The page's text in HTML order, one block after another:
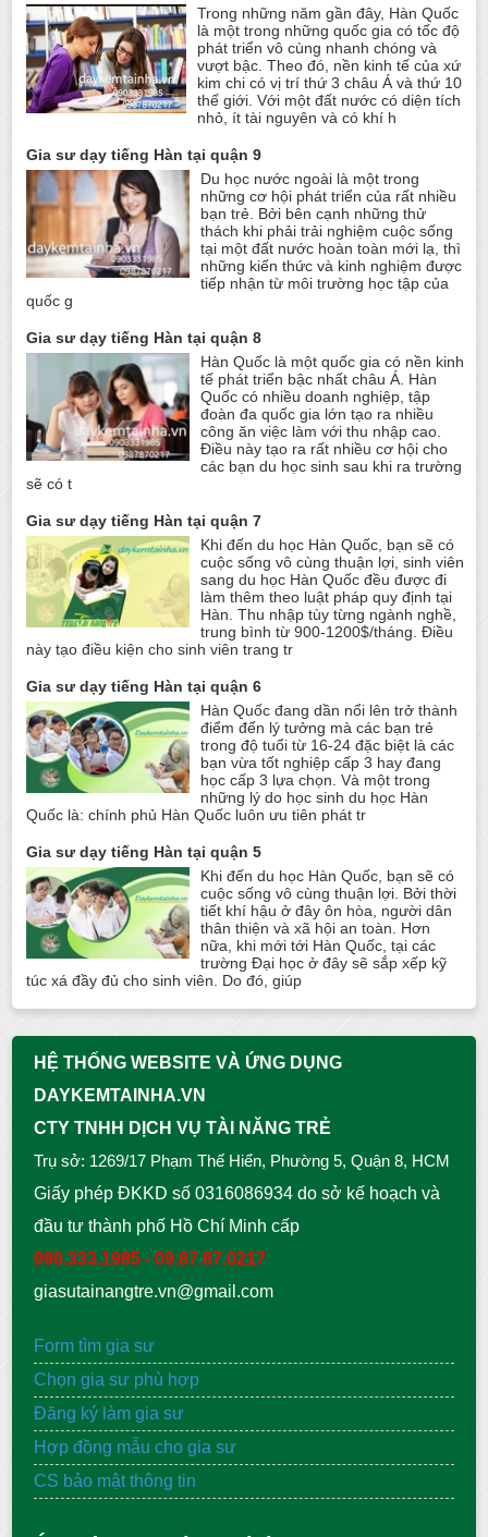
Trong những năm gần đây, Hàn Quốc
là một trong những quốc gia có tốc độ
phát triển vô cùng nhanh chóng và
vượt bậc. Theo đó, nền kinh tế của xứ
kim chi có vị trí thứ 3 châu Á và thứ 10
thế giới. Với một đất nước có diện tích
nhỏ, ít tài nguyên và có khí h
Gia sư dạy tiếng Hàn tại quận 9
Du học nước ngoài là một trong
những cơ hội phát triển của rất nhiều
bạn trẻ. Bởi bên cạnh những thử
thách khi phải trải nghiệm cuộc sống
tại một đất nước hoàn toàn mới lạ, thì
những kiến thức và kinh nghiệm được
tiếp nhận từ môi trường học tập của
quốc g
Gia sư dạy tiếng Hàn tại quận 8
Hàn Quốc là một quốc gia có nền kinh
tế phát triển bậc nhất châu Á. Hàn
Quốc có nhiều doanh nghiệp, tập
đoàn đa quốc gia lớn tạo ra nhiều
công ăn việc làm với thu nhập cao.
Điều này tạo ra rất nhiều cơ hội cho
các bạn du học sinh sau khi ra trường
sẽ có t
Gia sư dạy tiếng Hàn tại quận 7
Khi đến du học Hàn Quốc, bạn sẽ có
cuộc sống vô cùng thuận lợi, sinh viên
sang du học Hàn Quốc đều được đi
làm thêm theo luật pháp quy định tại
Hàn. Thu nhập tùy từng ngành nghề,
trung bình từ 900-1200$/tháng. Điều
này tạo điều kiện cho sinh viên trang tr
Gia sư dạy tiếng Hàn tại quận 6
Hàn Quốc đang dần nổi lên trở thành
điểm đến lý tưởng mà các bạn trẻ
trong độ tuổi từ 16-24 đặc biệt là các
bạn vừa tốt nghiệp cấp 3 hay đang
học cấp 3 lựa chọn. Và một trong
những lý do học sinh du học Hàn
Quốc là: chính phủ Hàn Quốc luôn ưu tiên phát tr
Gia sư dạy tiếng Hàn tại quận 5
Khi đến du học Hàn Quốc, bạn sẽ có
cuộc sống vô cùng thuận lợi. Bởi thời
tiết khí hậu ở đây ôn hòa, người dân
thân thiện và xã hội an toàn. Hơn
nữa, khi mới tới Hàn Quốc, tại các
trường Đại học ở đây sẽ sắp xếp kỹ
túc xá đầy đủ cho sinh viên. Do đó, giúp
HỆ THỐNG WEBSITE VÀ ỨNG DỤNG
DAYKEMTAINHA.VN
CTY TNHH DỊCH VỤ TÀI NĂNG TRẺ
Trụ sở: 1269/17 Phạm Thế Hiển, Phường 5, Quận 8, HCM
Giấy phép ĐKKD số 0316086934 do sở kế hoạch và
đầu tư thành phố Hồ Chí Minh cấp
090.333.1985 - 09.87.87.0217
giasutainangtre.vn@gmail.com
Form tìm gia sư
Chọn gia sư phù hợp
Đăng ký làm gia sư
Hợp đồng mẫu cho gia sư
CS bảo mật thông tin